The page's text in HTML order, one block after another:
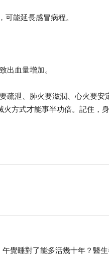
能延長感冒病程。
出血量增加。
泄、肺火要滋潤、心火要安
方式才能事半功倍。記住，
午覺睡對了能多活幾十年？醫